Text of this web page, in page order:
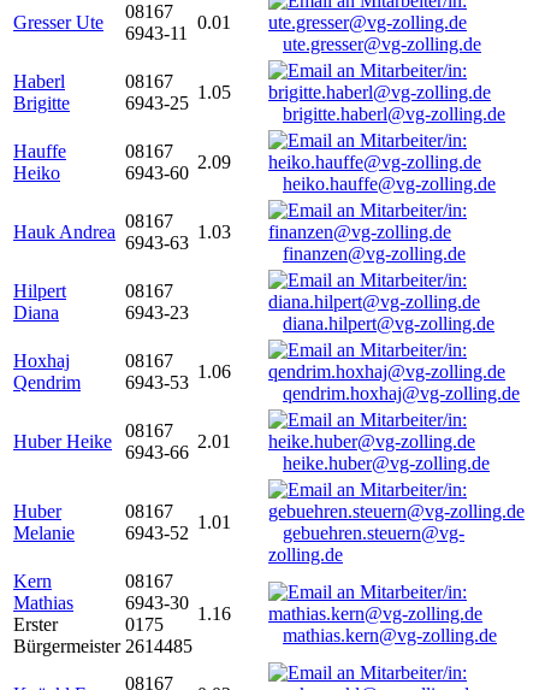
Gresser Ute
08167
6943-11
0.01
ute.gresser@vg-zolling.de
Haberl
Brigitte
08167
6943-25
1.05
brigitte.haberl@vg-zolling.de
Hauffe
Heiko
08167
6943-60
2.09
heiko.hauffe@vg-zolling.de
Hauk Andrea
08167
6943-63
1.03
finanzen@vg-zolling.de
Hilpert
Diana
08167
6943-23
diana.hilpert@vg-zolling.de
Hoxhaj
Qendrim
08167
6943-53
1.06
qendrim.hoxhaj@vg-zolling.de
Huber Heike
08167
6943-66
2.01
heike.huber@vg-zolling.de
Huber
Melanie
08167
6943-52
1.01
gebuehren.steuern@vg-
zolling.de
Kern
Mathias
Erster
Bürgermeister
08167
6943-30
0175
2614485
1.16
mathias.kern@vg-zolling.de
08167